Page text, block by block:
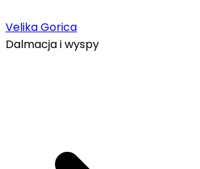
Velika Gorica
Dalmacja i wyspy